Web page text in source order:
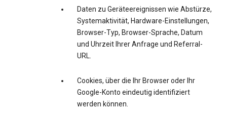
Daten zu Geräteereignissen wie Abstürze,
Systemaktivität, Hardware-Einstellungen,
Browser-Typ, Browser-Sprache, Datum
und Uhrzeit Ihrer Anfrage und Referral-
URL.
Cookies, über die Ihr Browser oder Ihr
Google-Konto eindeutig identifiziert
werden können.